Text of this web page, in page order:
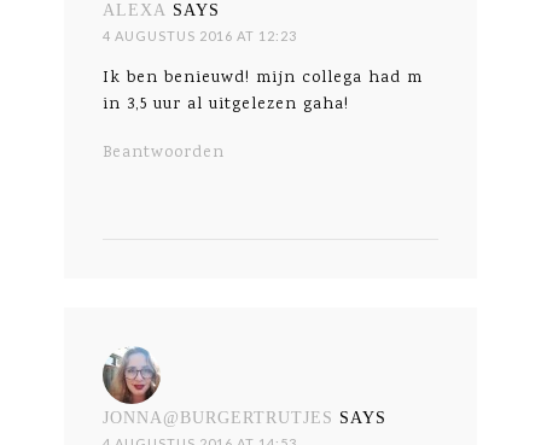
ALEXA SAYS
4 AUGUSTUS 2016 AT 12:23
Ik ben benieuwd! mijn collega had m
in 3,5 uur al uitgelezen gaha!
Beantwoorden
JONNA@BURGERTRUTJES SAYS